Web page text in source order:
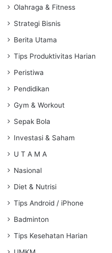
Olahraga & Fitness
Strategi Bisnis
Berita Utama
Tips Produktivitas Harian
Peristiwa
Pendidikan
Gym & Workout
Sepak Bola
Investasi & Saham
U T A M A
Nasional
Diet & Nutrisi
Tips Android / iPhone
Badminton
Tips Kesehatan Harian